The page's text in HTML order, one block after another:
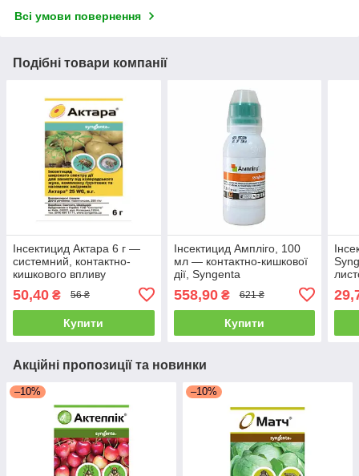
Всі умови повернення
Подібні товари компанії
Інсектицид Актара 6 г —
системний, контактно-
кишкового впливу
50,40 ₴ 56 ₴
Купити
Інсектицид Ампліго, 100
мл — контактно-кишкової
дії, Syngenta
558,90₴ 621 ₴
Купити
Акційні пропозиції та новинки
–10% –10%